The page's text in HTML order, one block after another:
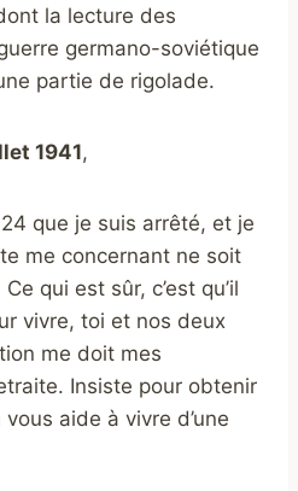
la lecture des
germano-soviétique
partie de rigolade.
1941,
que je suis arrêté, et je
me concernant ne soit
qui est sûr, c’est qu’il
vivre, toi et nos deux
me doit mes
Insiste pour obtenir
aide à vivre d’une